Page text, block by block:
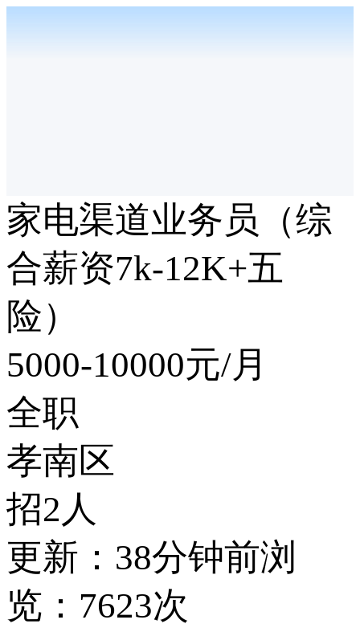
家电渠道业务员（综
合薪资7k-12K+五
险）
5000-10000元/月
全职
孝南区
招2人
更新：38分钟前浏
览：7623次